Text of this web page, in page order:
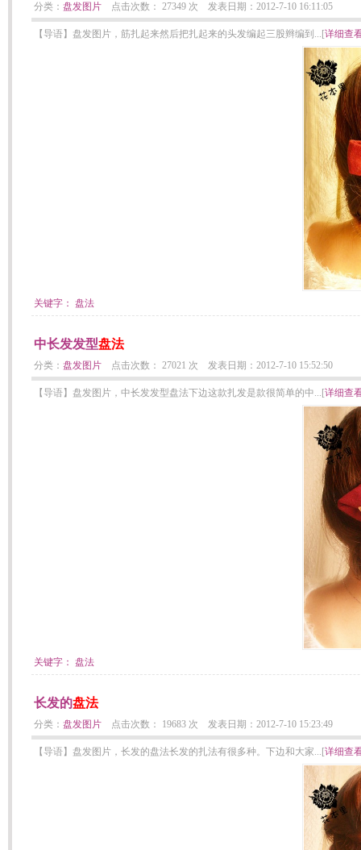
分类： 盘发图片点击次数： 27349 次 发表日期：2012-7-10 16:11:05
【导语】盘发图片，筋扎起来然后把扎起来的头发编起三股辫编到...[详细查
关键字： 盘法
中长发发型盘法
分类： 盘发图片点击次数： 27021 次 发表日期：2012-7-10 15:52:50
【导语】盘发图片，中长发发型盘法下边这款扎发是款很简单的中...[详细查
关键字： 盘法
长发的盘法
分类： 盘发图片点击次数： 19683 次 发表日期：2012-7-10 15:23:49
【导语】盘发图片，长发的盘法长发的扎法有很多种。下边和大家...[详细查